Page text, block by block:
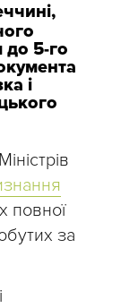
до 5-го
і
повної
за